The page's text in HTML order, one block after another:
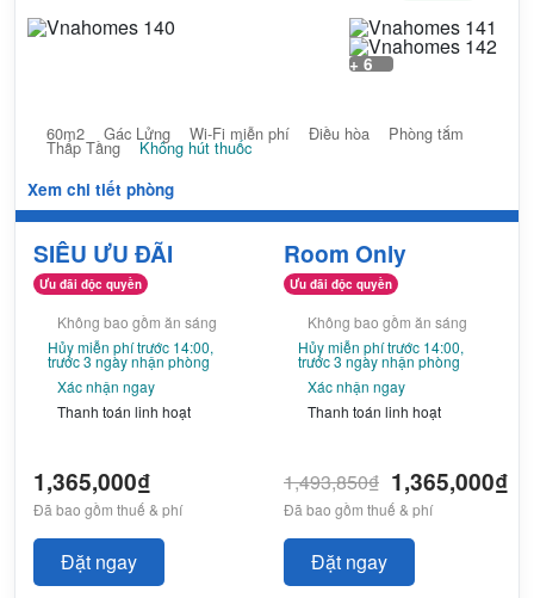
+ 6
60m2 Gác Lửng Wi-Fi miễn phí Điều hòa Phòng tắm
Thấp Tầng
Không hút thuốc
Xem chi tiết phòng
SIÊU ƯU ĐÃI
Ưu đãi độc quyền
Không bao gồm ăn sáng
Hủy miễn phí trước 14:00,
trước 3 ngày nhận phòng
Xác nhận ngay
Thanh toán linh hoạt
1,365,000₫
Đã bao gồm thuế & phí
Đặt ngay
Room Only
Ưu đãi độc quyền
Không bao gồm ăn sáng
Hủy miễn phí trước 14:00,
trước 3 ngày nhận phòng
Xác nhận ngay
Thanh toán linh hoạt
1,493,850₫ 1,365,000₫
Đã bao gồm thuế & phí
Đặt ngay